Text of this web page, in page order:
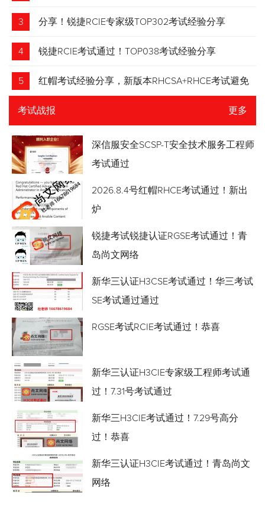
3 分享！锐捷RCIE专家级TOP302考试经验分享
4 锐捷RCIE考试通过！TOP038考试经验分享
5 红帽考试经验分享，新版本RHCSA+RHCE考试避免
踩坑
考试战报 更多
深信服安全SCSP-T安全技术服务工程师
考试通过
2026.8.4号红帽RHCE考试通过！新出
炉
锐捷考试锐捷认证RGSE考试通过！青
岛尚文网络
新华三认证H3CSE考试通过！华三考试
SE考试通过通过
RGSE考试RCIE考试通过！恭喜
新华三认证H3CIE专家级工程师考试通
过！7.31号考试通过
新华三H3CIE考试通过！7.29号高分
过！恭喜
新华三认证H3CIE考试通过！青岛尚文
网络